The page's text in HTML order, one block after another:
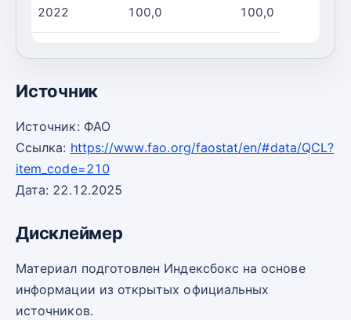
2022 100,0 100,0
Источник
Источник: ФАО
Ссылка: https://www.fao.org/faostat/en/#data/QCL?
item_code=210
Дата: 22.12.2025
Дисклеймер
Материал подготовлен Индексбокс на основе
информации из открытых официальных
источников.